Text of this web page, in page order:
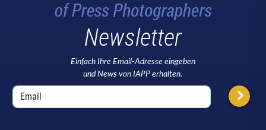
Newsletter
Einfach Ihre Email-Adresse eingeben
und News von IAPP erhalten.